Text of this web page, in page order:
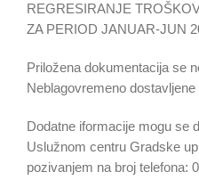
REGRESIRANJE
ZA PERIOD JANUAR-JUN
Priložena dokumentacija se
Neblagovremeno
Dodatne iformacije mogu se
Uslužnom centru Gradske
pozivanjem na broj telefona: